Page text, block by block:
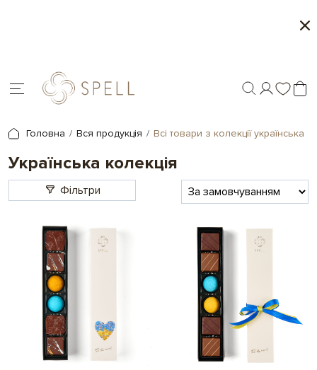
Головна Вся продукція Всі товари з колекції українська
Українська колекція
Фільтри